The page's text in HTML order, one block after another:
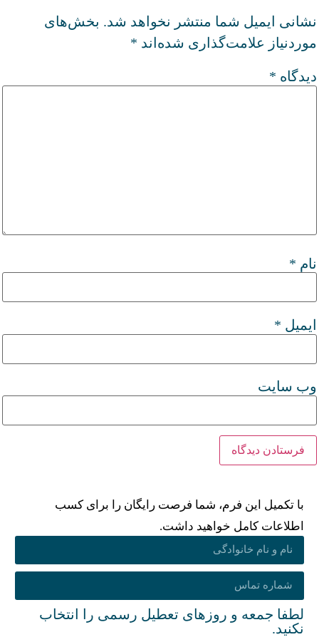
نشانی ایمیل شما منتشر نخواهد شد. بخش‌های
موردنیاز علامت‌گذاری شده‌اند *
دیدگاه *
نام *
ایمیل *
وب‌ سایت
با تکمیل این فرم، شما فرصت رایگان را برای کسب
اطلاعات کامل خواهید داشت.
لطفا جمعه و روزهای تعطیل رسمی را انتخاب
نکنید.